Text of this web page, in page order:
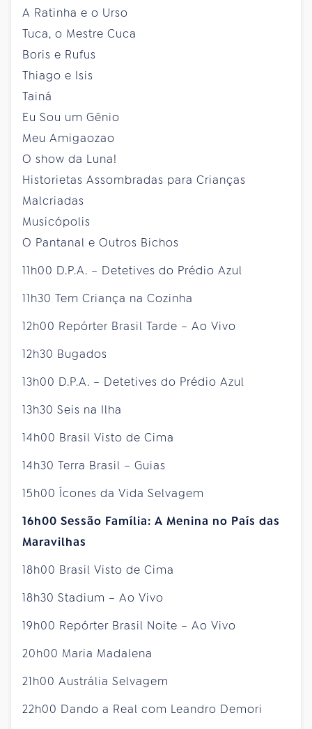
A Ratinha e o Urso
Tuca, o Mestre Cuca
Boris e Rufus
Thiago e Isis
Tainá
Eu Sou um Gênio
Meu Amigaozao
O show da Luna!
Historietas Assombradas para Crianças
Malcriadas
Musicópolis
O Pantanal e Outros Bichos
11h00 D.P.A. – Detetives do Prédio Azul
11h30 Tem Criança na Cozinha
12h00 Repórter Brasil Tarde – Ao Vivo
12h30 Bugados
13h00 D.P.A. – Detetives do Prédio Azul
13h30 Seis na Ilha
14h00 Brasil Visto de Cima
14h30 Terra Brasil – Guias
15h00 Ícones da Vida Selvagem
16h00 Sessão Família: A Menina no País das
Maravilhas
18h00 Brasil Visto de Cima
18h30 Stadium – Ao Vivo
19h00 Repórter Brasil Noite – Ao Vivo
20h00 Maria Madalena
21h00 Austrália Selvagem
22h00 Dando a Real com Leandro Demori